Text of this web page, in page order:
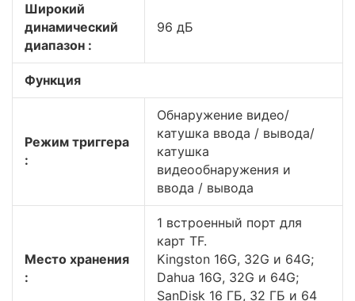
Широкий
динамический
диапазон :
96 дБ
Функция
Режим триггера
:
Обнаружение видео/
катушка ввода / вывода/
катушка
видеообнаружения и
ввода / вывода
Место хранения
:
1 встроенный порт для
карт TF.
Kingston 16G, 32G и 64G;
Dahua 16G, 32G и 64G;
SanDisk 16 ГБ, 32 ГБ и 64